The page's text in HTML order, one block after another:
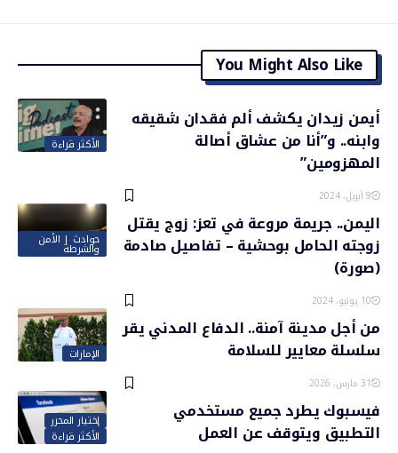
You Might Also Like
الأكثر قراءة
أيمن زيدان يكشف ألم فقدان شقيقه
وابنه.. و”أنا من عشاق أصالة
المهزومين”
9 أبريل، 2024
حوادث | الأمن
والشرطة
اليمن.. جريمة مروعة في تعز: زوج يقتل
زوجته الحامل بوحشية – تفاصيل صادمة
(صورة)
10 يونيو، 2024
الإمارات
من أجل مدينة آمنة.. الدفاع المدني يقر
سلسلة معايير للسلامة
31 مارس، 2026
إختيار المحرر
الأكثر قراءة
فيسبوك يطرد جميع مستخدمي
التطبيق ويتوقف عن العمل